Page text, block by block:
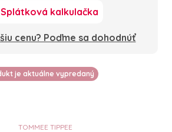
Splátková kalkulačka
cenu? Poďme sa dohodnúť
je aktuálne vypredaný
TOMMEE TIPPEE